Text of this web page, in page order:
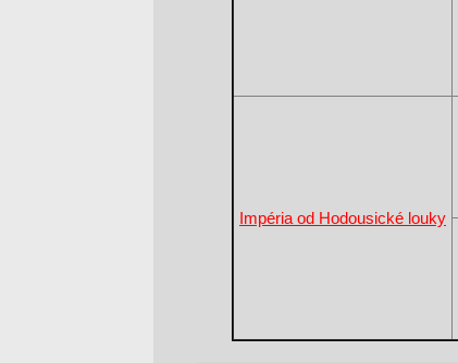
Impéria od Hodousické louky